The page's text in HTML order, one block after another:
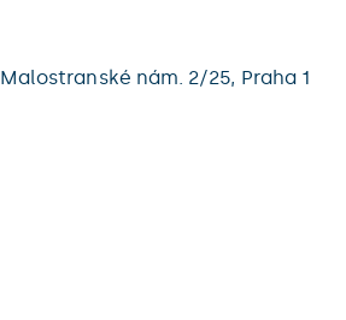
Malostranské nám. 2/25, Praha 1